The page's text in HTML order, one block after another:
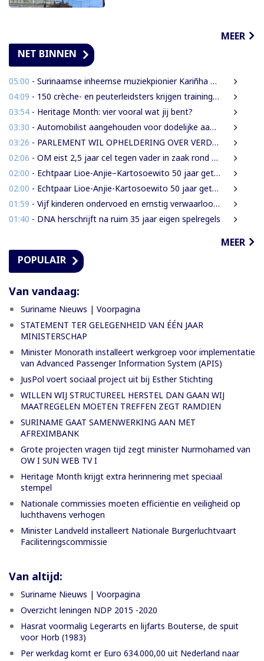
MEER
NET BINNEN
05:00 - Surinaamse inheemse muziekpionier Kariñha Basi krijgt oeuvreprijs in Rotterdam
04:09 - 150 crèche- en peuterleidsters krijgen training in verkeerseducatie
03:54 - Heritage Month: vier vooral wat jij bent?
03:30 - Automobilist aangehouden voor dodelijke aanrijding met voetganger en doorrijden na ongeval
03:26 - PARLEMENT WIL OPHELDERING OVER VERDWENEN INBESLAGGENOMEN LEVENSMIDDELEN
02:06 - OM eist 2,5 jaar cel tegen vader in zaak rond mishandeling en verwaarlozing
02:00 - Echtpaar Lioe-Anjie–Kartosoewito 50 jaar getrouwd
02:00 - Echtpaar Lioe-Anjie-Kartosoewito 50 jaar getrouwd
01:59 - Vijf kinderen ondervoed en ernstig verwaarloosd: 2,5 jaar cel geëist tegen vader
01:40 - DNA herschrijft na ruim 35 jaar eigen spelregels
MEER
POPULAIR
Van vandaag:
Suriname Nieuws | Voorpagina
STATEMENT TER GELEGENHEID VAN ÉÉN JAAR
MINISTERSCHAP
Minister Monorath installeert werkgroep voor implementatie
van Advanced Passenger Information System (APIS)
JusPol voert sociaal project uit bij Esther Stichting
WILLEN WIJ STRUCTUREEL HERSTEL DAN GAAN WIJ
MAATREGELEN MOETEN TREFFEN ZEGT RAMDIEN
SURINAME GAAT SAMENWERKING AAN MET
AFREXIMBANK
Grote projecten vragen tijd zegt minister Nurmohamed van
OW I SUN WEB TV I
Heritage Month krijgt extra herinnering met speciaal
stempel
Nationale commissies moeten efficiëntie en veiligheid op
luchthavens verhogen
Minister Landveld installeert Nationale Burgerluchtvaart
Faciliteringscommissie
Van altijd:
Suriname Nieuws | Voorpagina
Overzicht leningen NDP 2015 -2020
Hasrat voormalig Legerarts en lijfarts Bouterse, de spuit
voor Horb (1983)
Per werkdag komt er Euro 634.000,00 uit Nederland naar